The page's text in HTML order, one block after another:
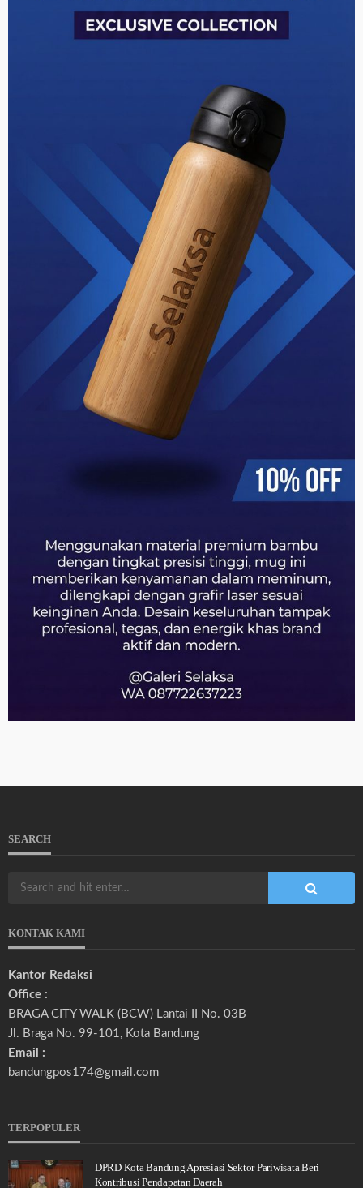
SEARCH
KONTAK KAMI
Kantor Redaksi
Office :
BRAGA CITY WALK (BCW) Lantai II No. 03B
Jl. Braga No. 99-101, Kota Bandung
Email :
bandungpos174@gmail.com
TERPOPULER
DPRD Kota Bandung Apresiasi Sektor Pariwisata Beri
Kontribusi Pendapatan Daerah